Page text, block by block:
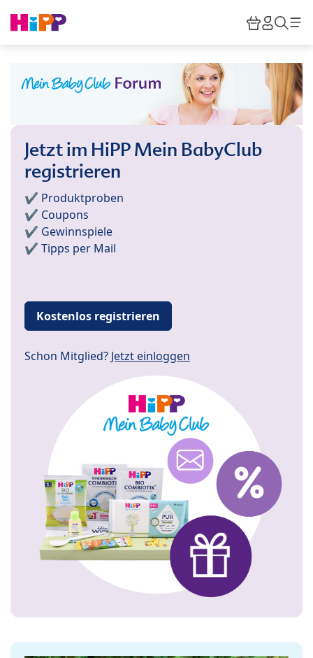
HiPP
Jetzt im HiPP Mein BabyClub
registrieren
✔️ Produktproben
✔️ Coupons
✔️ Gewinnspiele
✔️ Tipps per Mail
Kostenlos registrieren
Schon Mitglied? Jetzt einloggen